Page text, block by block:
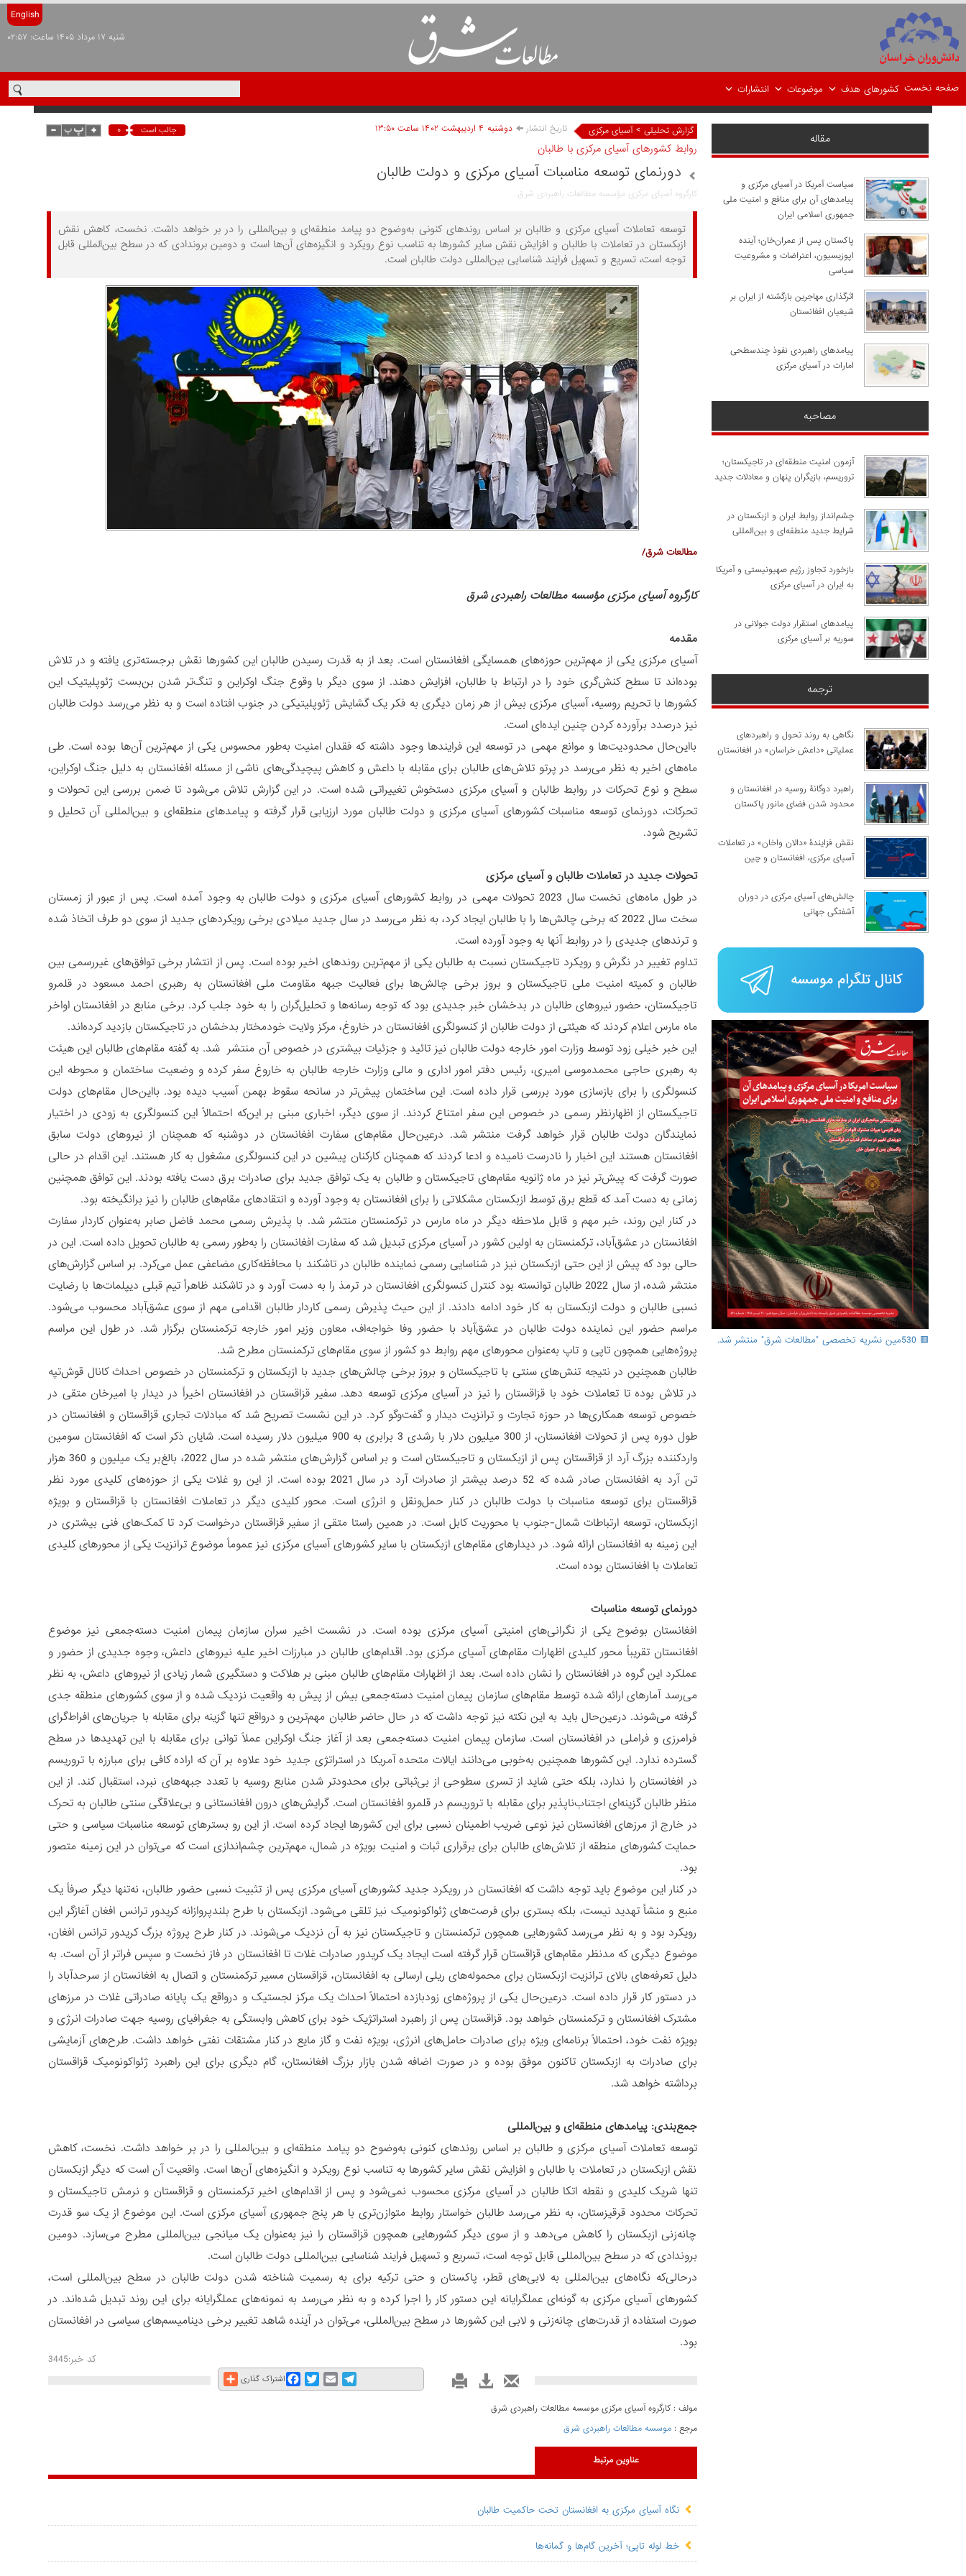
English
شنبه ۱۷ مرداد ۱۴۰۵ ساعت: ۰۲:۵۷
صفحه نخست کشورهای هدف موضوعات انتشارات
گزارش تحلیلی > آسیای مرکزی تاریخ انتشار دوشنبه ۴ ارديبهشت ۱۴۰۲ ساعت ۱۳:۵۰ جالب است ۰
روابط کشورهای آسیای مرکزی با طالبان
دورنمای توسعه مناسبات آسیای مرکزی و دولت طالبان
کارگروه آسیای مرکزی مؤسسه مطالعات راهبردی شرق
توسعه تعاملات آسیای مرکزی و طالبان بر اساس روندهای کنونی به‌وضوح دو پیامد منطقه‌ای و بین‌المللی را در بر خواهد داشت. نخست، کاهش نقش
ازبکستان در تعاملات با طالبان و افزایش نقش سایر کشورها به تناسب نوع رویکرد و انگیزه‌های آن‌ها است و دومین بروندادی که در سطح بین‌المللی قابل
توجه است، تسریع و تسهیل فرایند شناسایی بین‌المللی دولت طالبان است.
مطالعات شرق/
کارگروه آسیای مرکزی مؤسسه مطالعات راهبردی شرق
مقدمه
آسیای مرکزی یکی از مهم‌ترین حوزه‌های همسایگی افغانستان است. بعد از به قدرت رسیدن طالبان این کشورها نقش برجسته‌تری یافته و در تلاش
بوده‌اند تا سطح کنش‌گری خود را در ارتباط با طالبان، افزایش دهند. از سوی دیگر با وقوع جنگ اوکراین و تنگ‌تر شدن بن‌بست ژئوپلیتیک این
کشورها با تحریم روسیه، آسیای مرکزی بیش از هر زمان دیگری به فکر یک گشایش ژئوپلیتیکی در جنوب افتاده است و به نظر می‌رسد دولت طالبان
نیز درصدد برآورده کردن چنین ایده‌ای است.
بااین‌حال محدودیت‌ها و موانع مهمی در توسعه این فرایندها وجود داشته که فقدان امنیت به‌طور محسوس یکی از مهم‌ترین آن‌ها بوده است. طی
ماه‌های اخیر به نظر می‌رسد در پرتو تلاش‌های طالبان برای مقابله با داعش و کاهش پیچیدگی‌های ناشی از مسئله افغانستان به دلیل جنگ اوکراین،
سطح و نوع تحرکات در روابط طالبان و آسیای مرکزی دستخوش تغییراتی شده است. در این گزارش تلاش می‌شود تا ضمن بررسی این تحولات و
تحرکات، دورنمای توسعه مناسبات کشورهای آسیای مرکزی و دولت طالبان مورد ارزیابی قرار گرفته و پیامدهای منطقه‌ای و بین‌المللی آن تحلیل و
تشریح شود.
تحولات جدید در تعاملات طالبان و آسیای مرکزی
در طول ماه‌های نخست سال 2023 تحولات مهمی در روابط کشورهای آسیای مرکزی و دولت طالبان به وجود آمده است. پس از عبور از زمستان
سخت سال 2022 که برخی چالش‌ها را با طالبان ایجاد کرد، به نظر می‌رسد در سال جدید میلادی برخی رویکردهای جدید از سوی دو طرف اتخاذ شده
و ترندهای جدیدی را در روابط آنها به وجود آورده است.
تداوم تغییر در نگرش و رویکرد تاجیکستان نسبت به طالبان یکی از مهم‌ترین روندهای اخیر بوده است. پس از انتشار برخی توافق‌های غیررسمی بین
طالبان و کمیته امنیت ملی تاجیکستان و بروز برخی چالش‌ها برای فعالیت جبهه مقاومت ملی افغانستان به رهبری احمد مسعود در قلمرو
تاجیکستان، حضور نیروهای طالبان در بدخشان خبر جدیدی بود که توجه رسانه‌ها و تحلیل‌گران را به خود جلب کرد. برخی منابع در افغانستان اواخر
ماه مارس اعلام کردند که هیئتی از دولت طالبان از کنسولگری افغانستان در خاروغ، مرکز ولایت خودمختار بدخشان در تاجیکستان بازدید کرده‌اند.
این خبر خیلی زود توسط وزارت امور خارجه دولت طالبان نیز تائید و جزئیات بیشتری در خصوص آن منتشر شد. به گفته مقام‌های طالبان این هیئت
به رهبری حاجی محمدموسی امیری، رئیس دفتر امور اداری و مالی وزارت خارجه طالبان به خاروغ سفر کرده و وضعیت ساختمان و محوطه این
کنسولگری را برای بازسازی مورد بررسی قرار داده است. این ساختمان پیش‌تر در سانحه سقوط بهمن آسیب دیده بود. بااین‌حال مقام‌های دولت
تاجیکستان از اظهارنظر رسمی در خصوص این سفر امتناع کردند. از سوی دیگر، اخباری مبنی بر این‌که احتمالاً این کنسولگری به زودی در اختیار
نمایندگان دولت طالبان قرار خواهد گرفت منتشر شد. درعین‌حال مقام‌های سفارت افغانستان در دوشنبه که همچنان از نیروهای دولت سابق
افغانستان هستند این اخبار را نادرست نامیده و ادعا کردند که همچنان کارکنان پیشین در این کنسولگری مشغول به کار هستند. این اقدام در حالی
صورت گرفت که پیش‌تر نیز در ماه ژانویه مقام‌های تاجیکستان و طالبان به یک توافق جدید برای صادرات برق دست یافته بودند. این توافق همچنین
زمانی به دست آمد که قطع برق توسط ازبکستان مشکلاتی را برای افغانستان به وجود آورده و انتقادهای مقام‌های طالبان را نیز برانگیخته بود.
در کنار این روند، خبر مهم و قابل ملاحظه دیگر در ماه مارس در ترکمنستان منتشر شد. با پذیرش رسمی محمد فاضل صابر به‌عنوان کاردار سفارت
افغانستان در عشق‌آباد، ترکمنستان به اولین کشور در آسیای مرکزی تبدیل شد که سفارت افغانستان را به‌طور رسمی به طالبان تحویل داده است. این در
حالی بود که پیش از این حتی ازبکستان نیز در شناسایی رسمی نماینده طالبان در تاشکند با محافظه‌کاری مضاعفی عمل می‌کرد. بر اساس گزارش‌‌های
منتشر شده، از سال 2022 طالبان توانسته بود کنترل کنسولگری افغانستان در ترمذ را به دست آورد و در تاشکند ظاهراً تیم قبلی دیپلمات‌ها با رضایت
نسبی طالبان و دولت ازبکستان به کار خود ادامه دادند. از این حیث پذیرش رسمی کاردار طالبان اقدامی مهم از سوی عشق‌آباد محسوب می‌شود.
مراسم حضور این نماینده دولت طالبان در عشق‌آباد با حضور وفا خواجه‌اف، معاون وزیر امور خارجه ترکمنستان برگزار شد. در طول این مراسم
پروژه‌هایی همچون تاپی و تاپ به‌عنوان محورهای مهم روابط دو کشور از سوی مقام‌های ترکمنستان مطرح شد.
طالبان همچنین در نتیجه تنش‌های سنتی با تاجیکستان و بروز برخی چالش‌های جدید با ازبکستان و ترکمنستان در خصوص احداث کانال قوش‌تپه
در تلاش بوده تا تعاملات خود با قزاقستان را نیز در آسیای مرکزی توسعه دهد. سفیر قزاقستان در افغانستان اخیراً در دیدار با امیرخان متقی در
خصوص توسعه همکاری‌ها در حوزه تجارت و ترانزیت دیدار و گفت‌و‌گو کرد. در این نشست تصریح شد که مبادلات تجاری قزاقستان و افغانستان در
طول دوره پس از تحولات افغانستان، از 300 میلیون دلار با رشدی 3 برابری به 900 میلیون دلار رسیده است. شایان ذکر است که افغانستان سومین
واردکننده بزرگ آرد از قزاقستان پس از ازبکستان و تاجیکستان است و بر اساس گزارش‌های منتشر شده در سال 2022، بالغ‌بر یک میلیون و 360 هزار
تن آرد به افغانستان صادر شده که 52 درصد بیشتر از صادرات آرد در سال 2021 بوده است. از این رو غلات یکی از حوزه‌های کلیدی مورد نظر
قزاقستان برای توسعه مناسبات با دولت طالبان در کنار حمل‌و‌نقل و انرژی است. محور کلیدی دیگر در تعاملات افغانستان با قزاقستان و بویژه
ازبکستان، توسعه ارتباطات شمال-جنوب با محوریت کابل است. در همین راستا متقی از سفیر قزاقستان درخواست کرد تا کمک‌های فنی بیشتری در
این زمینه به افغانستان ارائه شود. در دیدارهای مقام‌های ازبکستان با سایر کشورهای آسیای مرکزی نیز عموماً موضوع ترانزیت یکی از محورهای کلیدی
تعاملات با افغانستان بوده است.
دورنمای توسعه مناسبات
افغانستان بوضوح یکی از نگرانی‌های امنیتی آسیای مرکزی بوده است. در نشست اخیر سران سازمان پیمان امنیت دسته‌جمعی نیز موضوع
افغانستان تقریباً محور کلیدی اظهارات مقام‌های آسیای مرکزی بود. اقدام‌های طالبان در مبارزات اخیر علیه نیروهای داعش، وجوه جدیدی از حضور و
عملکرد این گروه در افغانستان را نشان داده است. بعد از اظهارات مقام‌های طالبان مبنی بر هلاکت و دستگیری شمار زیادی از نیروهای داعش، به نظر
می‌رسد آمارهای ارائه شده توسط مقام‌های سازمان پیمان امنیت دسته‌جمعی بیش از پیش به واقعیت نزدیک شده و از سوی کشورهای منطقه جدی
گرفته می‌شوند. درعین‌حال باید به این نکته نیز توجه داشت که در حال حاضر طالبان مهم‌ترین و درواقع تنها گزینه برای مقابله با جریان‌های افراط‌گرای
فرامرزی و فراملی در افغانستان است. سازمان پیمان امنیت دسته‌جمعی بعد از آغاز جنگ اوکراین عملاً توانی برای مقابله با این تهدیدها در سطح
گسترده ندارد. این کشورها همچنین به‌خوبی می‌دانند ایالات متحده آمریکا در استراتژی جدید خود علاوه بر آن که اراده کافی برای مبارزه با تروریسم
در افغانستان را ندارد، بلکه حتی شاید از تسری سطوحی از بی‌ثباتی برای محدودتر شدن منابع روسیه با تعدد جبهه‌های نبرد، استقبال کند. از این
منظر طالبان گزینه‌ای اجتناب‌ناپذیر برای مقابله با تروریسم در قلمرو افغانستان است. گرایش‌های درون افغانستانی و بی‌علاقگی سنتی طالبان به تحرک
در خارج از مرزهای افغانستان نیز نوعی ضریب اطمینان نسبی برای این کشورها ایجاد کرده است. از این رو بسترهای توسعه مناسبات سیاسی و حتی
حمایت کشورهای منطقه از تلاش‌های طالبان برای برقراری ثبات و امنیت بویژه در شمال، مهم‌ترین چشم‌اندازی است که می‌توان در این زمینه متصور
بود.
در کنار این موضوع باید توجه داشت که افغانستان در رویکرد جدید کشورهای آسیای مرکزی پس از تثبیت نسبی حضور طالبان، نه‌تنها دیگر صرفاً یک
منبع و منشأ تهدید نیست، بلکه بستری برای فرصت‌های ژئواکونومیک نیز تلقی می‌شود. ازبکستان با طرح بلندپروازانه کریدور ترانس افغان آغازگر این
رویکرد بود و به نظر می‌رسد کشورهایی همچون ترکمنستان و تاجیکستان نیز به آن نزدیک می‌شوند. در کنار طرح پروژه بزرگ کریدور ترانس افغان،
موضوع دیگری که مدنظر مقام‌های قزاقستان قرار گرفته است ایجاد یک کریدور صادرات غلات تا افغانستان در فاز نخست و سپس فراتر از آن است. به
دلیل تعرفه‌های بالای ترانزیت ازبکستان برای محموله‌های ریلی ارسالی به افغانستان، قزاقستان مسیر ترکمنستان و اتصال به افغانستان از سرحدآباد را
در دستور کار قرار داده است. درعین‌حال یکی از پروژه‌های زودبازده احتمالاً احداث یک مرکز لجستیک و درواقع یک پایانه صادراتی غلات در مرزهای
مشترک افغانستان و ترکمنستان خواهد بود. قزاقستان پس از راهبرد استراتژیک خود برای کاهش وابستگی به جغرافیای روسیه جهت صادرات انرژی و
بویژه نفت خود، احتمالاً برنامه‌ای ویژه برای صادرات حامل‌های انرژی، بویژه نفت و گاز مایع در کنار مشتقات نفتی خواهد داشت. طرح‌های آزمایشی
برای صادرات به ازبکستان تاکنون موفق بوده و در صورت اضافه شدن بازار بزرگ افغانستان، گام دیگری برای این راهبرد ژئواکونومیک قزاقستان
برداشته خواهد شد.
جمع‌بندی: پیامدهای منطقه‌ای و بین‌المللی
توسعه تعاملات آسیای مرکزی و طالبان بر اساس روندهای کنونی به‌وضوح دو پیامد منطقه‌ای و بین‌المللی را در بر خواهد داشت. نخست، کاهش
نقش ازبکستان در تعاملات با طالبان و افزایش نقش سایر کشورها به تناسب نوع رویکرد و انگیزه‌های آن‌ها است. واقعیت آن است که دیگر ازبکستان
تنها شریک کلیدی و نقطه اتکا طالبان در آسیای مرکزی محسوب نمی‌شود و پس از اقدام‌های اخیر ترکمنستان و قزاقستان و نرمش تاجیکستان و
تحرکات محدود قرقیزستان، به نظر می‌رسد طالبان خواستار روابط متوازن‌تری با هر پنج جمهوری آسیای مرکزی است. این موضوع از یک سو قدرت
چانه‌زنی ازبکستان را کاهش می‌دهد و از سوی دیگر کشورهایی همچون قزاقستان را نیز به‌عنوان یک میانجی بین‌المللی مطرح می‌سازد. دومین
بروندادی که در سطح بین‌المللی قابل توجه است، تسریع و تسهیل فرایند شناسایی بین‌المللی دولت طالبان است.
درحالی‌که نگاه‌های بین‌المللی به لابی‌های قطر، پاکستان و حتی ترکیه برای به رسمیت شناخته شدن دولت طالبان در سطح بین‌المللی است،
کشورهای آسیای مرکزی به گونه‌ای عملگرایانه این دستور کار را اجرا کرده و به نظر می‌رسد به نمونه‌های عملگرایانه برای این روند تبدیل شده‌اند. در
صورت استفاده از قدرت‌های چانه‌زنی و لابی این کشورها در سطح بین‌المللی، می‌توان در آینده شاهد تغییر برخی دینامیسم‌های سیاسی در افغانستان
بود.
کد خبر:3445
Share اشتراک گذاری
FacebookTwitterEmail
Telegram
مولف : کارگروه آسیای مرکزی موسسه مطالعات راهبردی شرق
مرجع :موسسه مطالعات راهبردی شرق
عناوین مرتبط
نگاه آسیای مرکزی به افغانستان تحت حاکمیت طالبان
خط لوله تاپی؛ آخرین گام‌ها و گمانه‌ها
مقاله
سیاست آمریکا در آسیای مرکزی و
پیامدهای آن برای منافع و امنیت ملی
جمهوری اسلامی ایران
پاکستان پس از عمران‌خان؛ آینده
اپوزیسیون، اعتراضات و مشروعیت
سیاسی
اثرگذاری مهاجرین بازگشته از ایران بر
شیعیان افغانستان
پیامدهای راهبردی نفوذ چندسطحی
امارات در آسیای مرکزی
مصاحبه
آزمون امنیت منطقه‌ای در تاجیکستان؛
تروریسم، بازیگران پنهان و معادلات جدید
چشم‌انداز روابط ایران و ازبکستان در
شرایط جدید منطقه‌ای و بین‌المللی
​بازخورد تجاوز رژیم صهیونیستی و آمریکا
به ایران در آسیای مرکزی
پیامدهای استقرار دولت جولانی در
سوریه بر آسیای مرکزی
ترجمه
نگاهی به روند تحول و راهبردهای
عملیاتی «داعش خراسان» در افغانستان
راهبرد دوگانۀ روسیه در افغانستان و
محدود شدن فضای مانور پاکستان
نقش فزایندۀ «دالان واخان» در تعاملات
آسیای مرکزی، افغانستان و چین
چالش‌های آسیای مرکزی در دوران
آشفتگی جهانی
🟥 530مین نشریه تخصصی "مطالعات شرق" منتشر شد.